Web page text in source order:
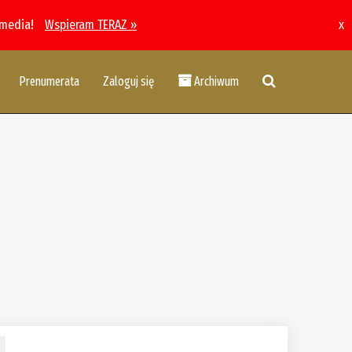
Wspieram TERAZ » x
Prenumerata Zaloguj się Archiwum